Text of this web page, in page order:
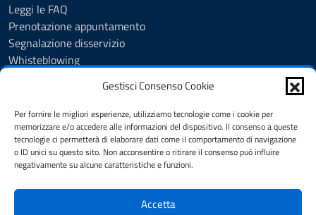
Gestisci Consenso Cookie
Per fornire le migliori esperienze, utilizziamo tecnologie come i cookie per
memorizzare e/o accedere alle informazioni del dispositivo. Il consenso a queste
tecnologie ci permetterà di elaborare dati come il comportamento di navigazione
o ID unici su questo sito. Non acconsentire o ritirare il consenso può influire
negativamente su alcune caratteristiche e funzioni.
Accetta
Leggi le FAQ
Prenotazione appuntamento
Segnalazione disservizio
Whisteblowing
Albo Pretorio
Informativa privacy
Note legali
Dichiarazione di accessibilità